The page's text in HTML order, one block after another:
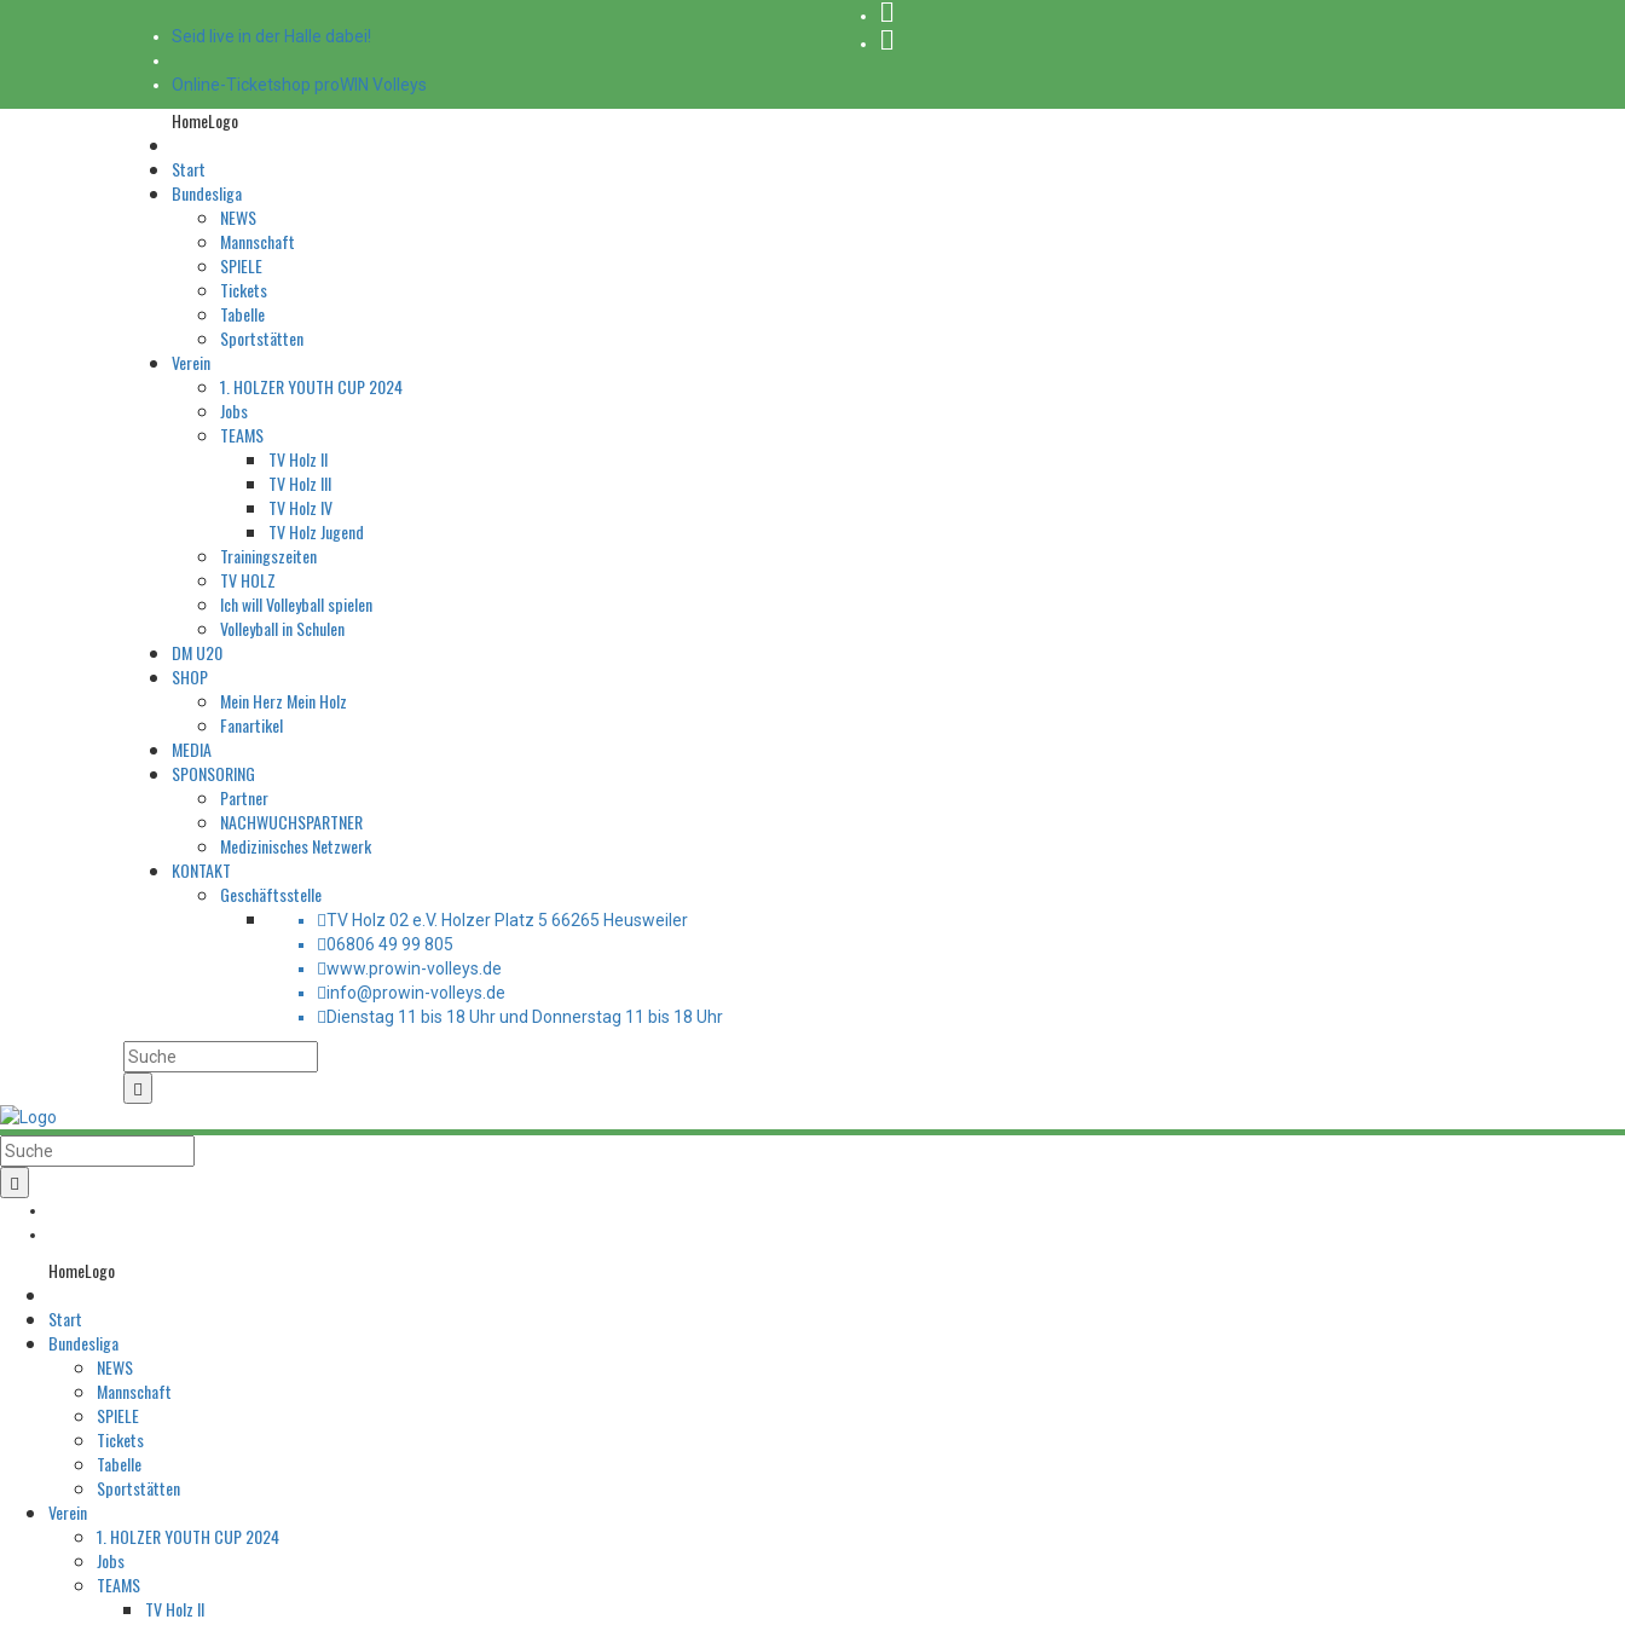
Seid live in der Halle dabei!
Online-Ticketshop proWIN Volleys
HomeLogo
Start
Bundesliga
NEWS
Mannschaft
SPIELE
Tickets
Tabelle
Sportstätten
Verein
1. HOLZER YOUTH CUP 2024
Jobs
TEAMS
TV Holz II
TV Holz III
TV Holz IV
TV Holz Jugend
Trainingszeiten
TV HOLZ
Ich will Volleyball spielen
Volleyball in Schulen
DM U20
SHOP
Mein Herz Mein Holz
Fanartikel
MEDIA
SPONSORING
Partner
NACHWUCHSPARTNER
Medizinisches Netzwerk
KONTAKT
Geschäftsstelle
TV Holz 02 e.V. Holzer Platz 5 66265 Heusweiler
06806 49 99 805
www.prowin-volleys.de
info@prowin-volleys.de
Dienstag 11 bis 18 Uhr und Donnerstag 11 bis 18 Uhr
HomeLogo
Start
Bundesliga
NEWS
Mannschaft
SPIELE
Tickets
Tabelle
Sportstätten
Verein
1. HOLZER YOUTH CUP 2024
Jobs
TEAMS
TV Holz II